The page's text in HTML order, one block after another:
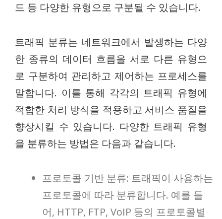
드 등 다양한 유형으로 구분될 수 있습니다.
트래픽 분류는 네트워크에서 발생하는 다양
한 종류의 데이터 흐름을 서로 다른 유형으
로 구분하여 관리하고 제어하는 프로세스를
말합니다. 이를 통해 각각의 트래픽 유형에
적합한 처리 방식을 적용하고 서비스 품질을
향상시킬 수 있습니다. 다양한 트래픽 유형
을 분류하는 방법은 다음과 같습니다.
프로토콜 기반 분류: 트래픽이 사용하는
프로토콜에 따라 분류합니다. 예를 들
어, HTTP, FTP, VoIP 등의 프로토콜별